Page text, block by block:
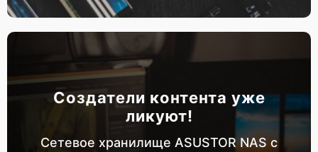
Создатели контента уже
ликуют!
Сетевое хранилище ASUSTOR NAS с